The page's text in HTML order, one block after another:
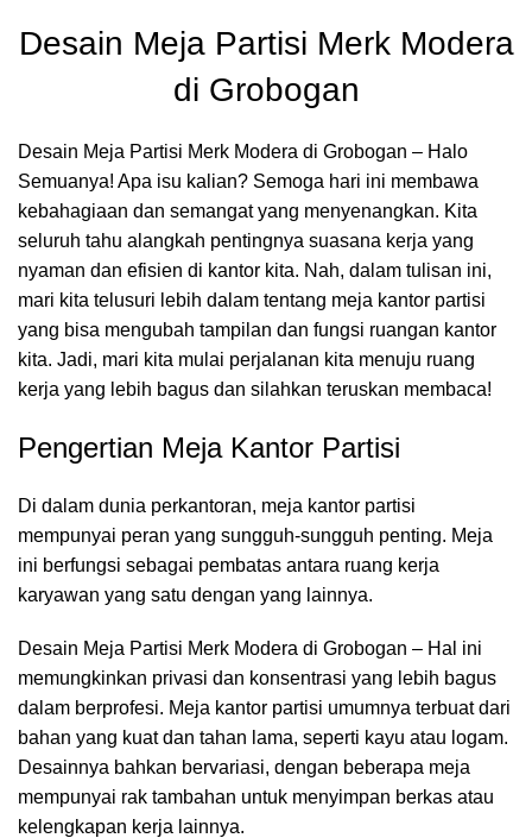
Desain Meja Partisi Merk Modera
di Grobogan
Desain Meja Partisi Merk Modera di Grobogan – Halo
Semuanya! Apa isu kalian? Semoga hari ini membawa
kebahagiaan dan semangat yang menyenangkan. Kita
seluruh tahu alangkah pentingnya suasana kerja yang
nyaman dan efisien di kantor kita. Nah, dalam tulisan ini,
mari kita telusuri lebih dalam tentang meja kantor partisi
yang bisa mengubah tampilan dan fungsi ruangan kantor
kita. Jadi, mari kita mulai perjalanan kita menuju ruang
kerja yang lebih bagus dan silahkan teruskan membaca!
Pengertian Meja Kantor Partisi
Di dalam dunia perkantoran, meja kantor partisi
mempunyai peran yang sungguh-sungguh penting. Meja
ini berfungsi sebagai pembatas antara ruang kerja
karyawan yang satu dengan yang lainnya.
Desain Meja Partisi Merk Modera di Grobogan – Hal ini
memungkinkan privasi dan konsentrasi yang lebih bagus
dalam berprofesi. Meja kantor partisi umumnya terbuat dari
bahan yang kuat dan tahan lama, seperti kayu atau logam.
Desainnya bahkan bervariasi, dengan beberapa meja
mempunyai rak tambahan untuk menyimpan berkas atau
kelengkapan kerja lainnya.